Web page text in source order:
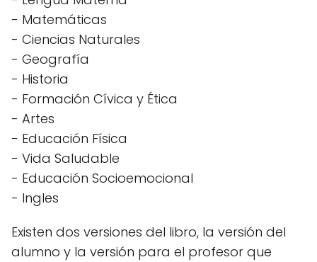
- Matemáticas
- Ciencias Naturales
- Geografía
- Historia
- Formación Cívica y Ética
- Artes
- Educación Física
- Vida Saludable
- Educación Socioemocional
- Ingles
Existen dos versiones del libro, la versión del
alumno y la versión para el profesor que